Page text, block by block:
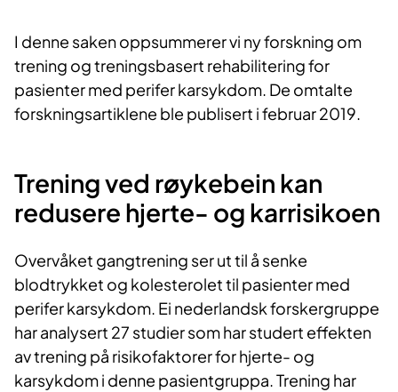
I denne saken oppsummerer vi ny forskning om
trening og treningsbasert rehabilitering for
pasienter med perifer karsykdom. De omtalte
forskningsartiklene ble publisert i februar 2019.​​​
Trening ved røykebein kan
redusere hjerte- og karrisikoen
Overvåket gangtrening ser ut til å senke
blodtrykket og kolesterolet til pasienter med
perifer karsykdom. Ei nederlandsk forskergruppe
har analysert 27 studier som har studert effekten
av trening på risikofaktorer for hjerte- og
karsykdom i denne pasientgruppa. Trening har